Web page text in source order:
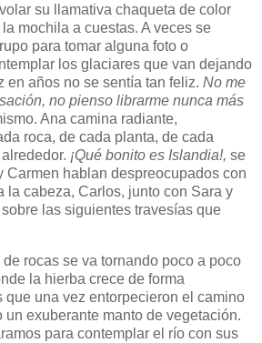
su llamativa chaqueta de color
mochila a cuestas. A veces se
para tomar alguna foto o
los glaciares que van dejando
en años no se sentía tan feliz. No me
no pienso librarme nunca más
Ana camina radiante,
roca, de cada planta, de cada
¡Qué bonito es Islandia!, se
Carmen hablan despreocupados con
la cabeza, Carlos, junto con Sara y
las siguientes travesías que
rocas se va tornando poco a poco
la hierba crece de forma
que una vez entorpecieron el camino
exuberante manto de vegetación.
para contemplar el río con sus